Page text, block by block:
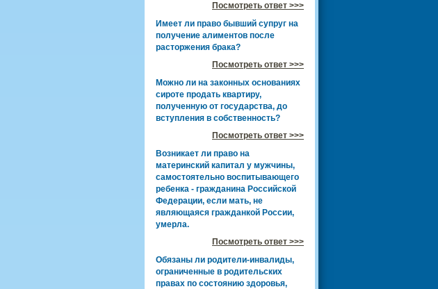
Посмотреть ответ >>>
Имеет ли право бывший супруг на
получение алиментов после
расторжения брака?
Посмотреть ответ >>>
Можно ли на законных основаниях
сироте продать квартиру,
полученную от государства, до
вступления в собственность?
Посмотреть ответ >>>
Возникает ли право на
материнский капитал у мужчины,
самостоятельно воспитывающего
ребенка - гражданина Российской
Федерации, если мать, не
являющаяся гражданкой России,
умерла.
Посмотреть ответ >>>
Обязаны ли родители-инвалиды,
ограниченные в родительских
правах по состоянию здоровья,